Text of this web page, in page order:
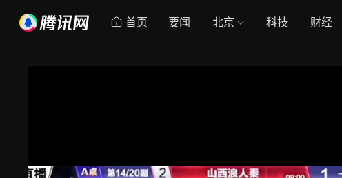
首页 要闻 北京 科技 财经